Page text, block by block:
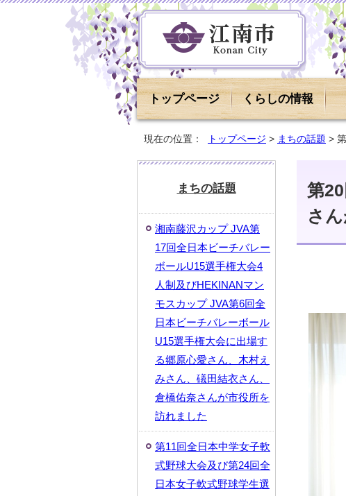
トップページ くらしの情報
現在の位置： トップページ > まちの話題 >
第
さ
まちの話題
湘南藤沢カップ JVA第
17回全日本ビーチバレー
ボールU15選手権大会4
人制及びHEKINANマン
モスカップ JVA第6回全
日本ビーチバレーボール
U15選手権大会に出場す
る郷原心愛さん、木村え
みさん、礒田結衣さん、
倉橋佑奈さんが市役所を
訪れました
第11回全日本中学女子軟
式野球大会及び第24回全
日本女子軟式野球学生選